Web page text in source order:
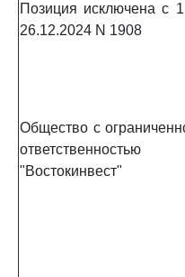
Позиция исключена с
26.12.2024 N 1908
Общество с
ответственностью
"Востокинвест"